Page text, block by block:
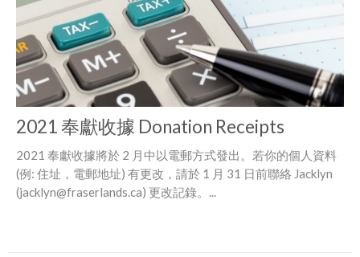
2021 奉獻收據 Donation Receipts
2021 奉獻收據將於 2 月中以電郵方式發出。若你的個人資料
(例: 住址，電郵地址) 有更改，請於 1 月 31 日前聯絡 Jacklyn
(jacklyn@fraserlands.ca) 更改記錄。...